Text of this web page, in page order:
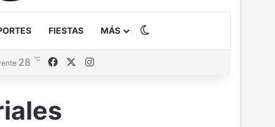
FIESTAS MÁS
28 ℃ FacebookInstagram